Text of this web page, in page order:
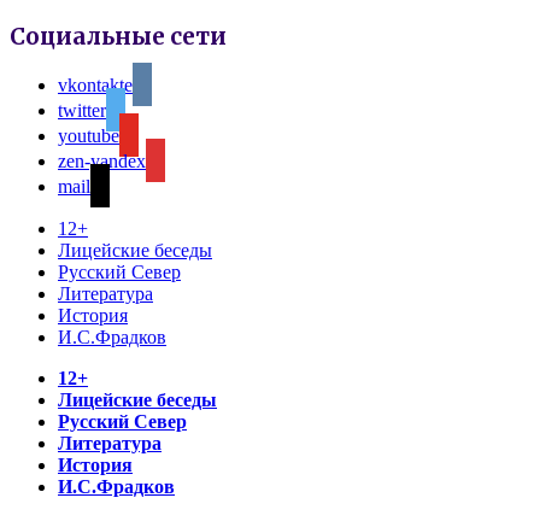
Социальные сети
vkontakte
twitter
youtube
zen-yandex
mail
12+
Лицейские беседы
Русский Север
Литература
История
И.С.Фрадков
12+
Лицейские беседы
Русский Север
Литература
История
И.С.Фрадков